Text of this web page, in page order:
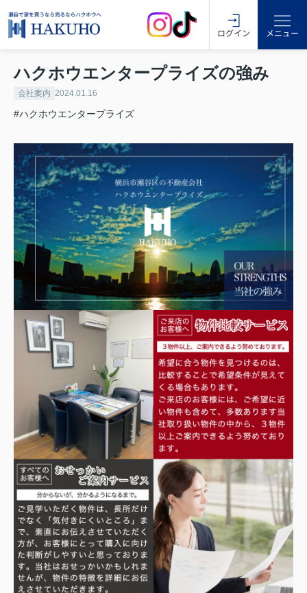
ログイン メニュー
ハクホウエンタープライズの強み
会社案内 2024.01.16
#ハクホウエンタープライズ